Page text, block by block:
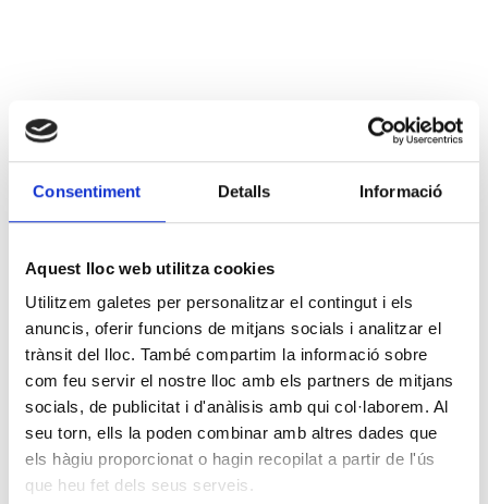
Consentiment Detalls Informació
Aquest lloc web utilitza cookies
Utilitzem galetes per personalitzar el contingut i els
anuncis, oferir funcions de mitjans socials i analitzar el
trànsit del lloc. També compartim la informació sobre
com feu servir el nostre lloc amb els partners de mitjans
socials, de publicitat i d'anàlisis amb qui col·laborem. Al
seu torn, ells la poden combinar amb altres dades que
els hàgiu proporcionat o hagin recopilat a partir de l'ús
que heu fet dels seus serveis.